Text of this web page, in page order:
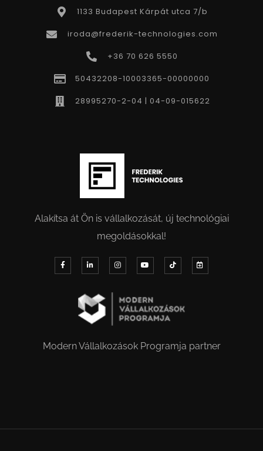
1133 Budapest Kárpát utca 7/b
iroda@frederik-technologies.com
+36 70 626 5550
50432208-10003365-00000000
28995270-2-04 | 04-09-015622
Alakítsa át Ön is vállalkozását, új technológiai
megoldásokkal!
Modern Vállalkozások Programja partner